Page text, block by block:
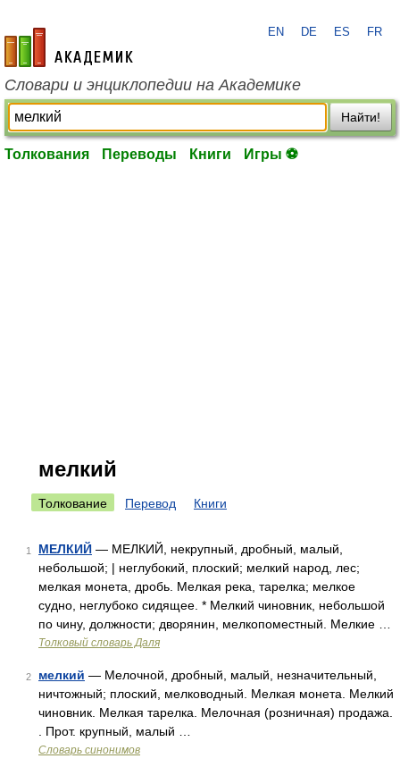
academic.ru
EN DE ES FR
Словари и энциклопедии на Академике
Найти!
Толкования Переводы Книги Игры ⚽
мелкий
Толкование Перевод Книги
1 МЕЛКИЙ — МЕЛКИЙ, некрупный, дробный, малый,
небольшой; | неглубокий, плоский; мелкий народ, лес;
мелкая монета, дробь. Мелкая река, тарелка; мелкое
судно, неглубоко сидящее. * Мелкий чиновник, небольшой
по чину, должности; дворянин, мелкопоместный. Мелкие …
Толковый словарь Даля
2 мелкий — Мелочной, дробный, малый, незначительный,
ничтожный; плоский, мелководный. Мелкая монета. Мелкий
чиновник. Мелкая тарелка. Мелочная (розничная) продажа.
. Прот. крупный, малый …
Словарь синонимов